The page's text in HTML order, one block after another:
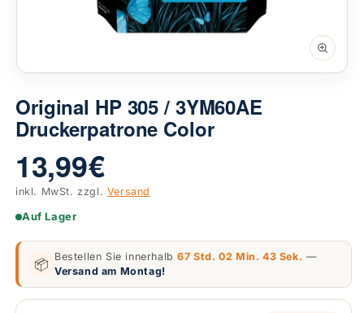
Original HP 305 / 3YM60AE
Druckerpatrone Color
13,99 €
inkl. MwSt. zzgl. Versand
Auf Lager
📦 Bestellen Sie innerhalb67 Std. 02 Min. 42 Sek. —
Versand am Montag!